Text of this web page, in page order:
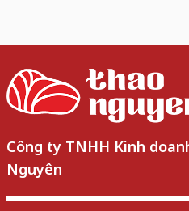
Công ty TNHH Kinh
Nguyên